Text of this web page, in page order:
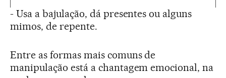
- Usa a bajulação, dá presentes ou alguns
mimos, de repente.
Entre as formas mais comuns de
manipulação está a chantagem emocional, na